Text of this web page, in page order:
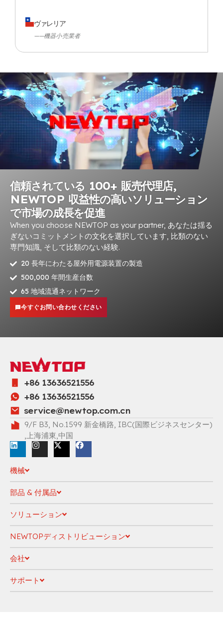
ヴァレリア
——機器小売業者
信頼されている 100+ 販売代理店,
NEWTOP 収益性の高いソリューション
で市場の成長を促進
When you choose NEWTOP as your partner, あなたは揺る
ぎないコミットメントの文化を選択しています, 比類のない
専門知識, そして比類のない経験.
20 長年にわたる屋外用電源装置の製造
500,000 年間生産台数
65 地域流通ネットワーク
今すぐお問い合わせください
+86 13636521556
+86 13636521556
service@newtop.com.cn
9/F B3, No.1599 新金橋路, IBC(国際ビジネスセンター)
,上海浦東,中国
機械
部品 & 付属品
ソリューション
NEWTOPディストリビューション
会社
サポート